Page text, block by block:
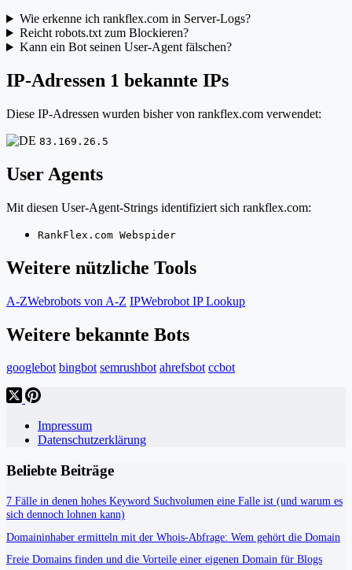
Wie erkenne ich rankflex.com in Server-Logs?
Reicht robots.txt zum Blockieren?
Kann ein Bot seinen User-Agent fälschen?
IP-Adressen 1 bekannte IPs
Diese IP-Adressen wurden bisher von rankflex.com verwendet:
83.169.26.5
User Agents
Mit diesen User-Agent-Strings identifiziert sich rankflex.com:
RankFlex.com Webspider
Weitere nützliche Tools
A-ZWebrobots von A-Z IPWebrobot IP Lookup
Weitere bekannte Bots
googlebot bingbot semrushbot ahrefsbot ccbot
Impressum
Datenschutzerklärung
Beliebte Beiträge
7 Fälle in denen hohes Keyword Suchvolumen eine Falle ist (und warum es
sich dennoch lohnen kann)
Domaininhaber ermitteln mit der Whois-Abfrage: Wem gehört die Domain
Freie Domains finden und die Vorteile einer eigenen Domain für Blogs